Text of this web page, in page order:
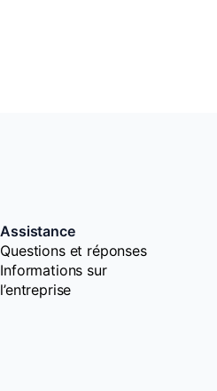
Assistance
Questions et réponses
Informations sur
l’entreprise